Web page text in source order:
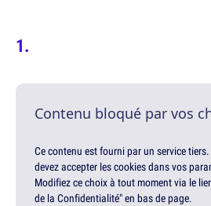
Contenu bloqué par vos
Ce contenu est fourni par un service
devez accepter les cookies dans vos
Modifiez ce choix à tout moment via le
de la Confidentialité" en bas de page.